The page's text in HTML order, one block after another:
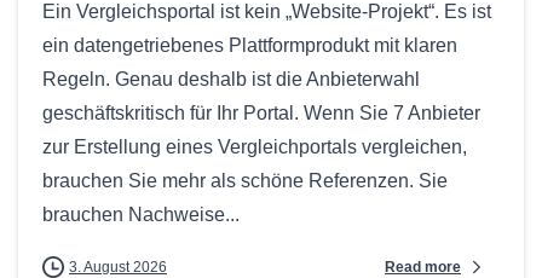
Ein Vergleichsportal ist kein „Website-Projekt“. Es ist
ein datengetriebenes Plattformprodukt mit klaren
Regeln. Genau deshalb ist die Anbieterwahl
geschäftskritisch für Ihr Portal. Wenn Sie 7 Anbieter
zur Erstellung eines Vergleichportals vergleichen,
brauchen Sie mehr als schöne Referenzen. Sie
brauchen Nachweise...
3. August 2026 Read more